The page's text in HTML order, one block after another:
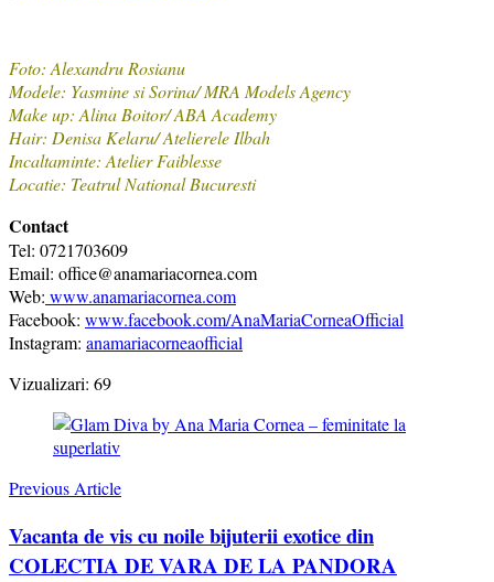
Foto: Alexandru Rosianu
Modele: Yasmine si Sorina/ MRA Models Agency
Make up: Alina Boitor/ ABA Academy
Hair: Denisa Kelaru/ Atelierele Ilbah
Incaltaminte: Atelier Faiblesse
Locatie: Teatrul National Bucuresti
Contact
Tel: 0721703609
Email: office@anamariacornea.com
Web: www.anamariacornea.com
Facebook: www.facebook.com/AnaMariaCorneaOfficial
Instagram: anamariacorneaofficial
Vizualizari: 69
Post
Navigation
Previous Article
Vacanta de vis cu noile bijuterii exotice din
COLECTIA DE VARA DE LA PANDORA